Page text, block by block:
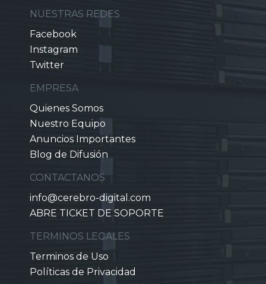
NUESTRAS REDES
Facebook
Instagram
Twitter
EMPRESA
Quienes Somos
Nuestro Equipo
Anuncios Importantes
Blog de Difusión
CONTACTANOS
info@cerebro-digital.com
ABRE TICKET DE SOPORTE
TERMINOS LEGALES
Terminos de Uso
Políticas de Privacidad